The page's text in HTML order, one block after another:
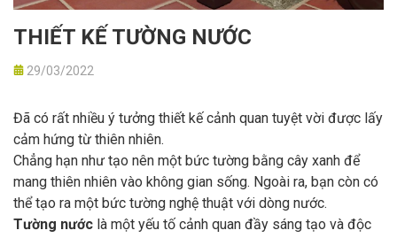
THIẾT KẾ TƯỜNG NƯỚC
29/03/2022
Đã có rất nhiều ý tưởng thiết kế cảnh quan tuyệt vời được lấy
cảm hứng từ thiên nhiên.
Chẳng hạn như tạo nên một bức tường bằng cây xanh để
mang thiên nhiên vào không gian sống. Ngoài ra, bạn còn có
thể tạo ra một bức tường nghệ thuật với dòng nước.
Tường nước là một yếu tố cảnh quan đầy sáng tạo và độc